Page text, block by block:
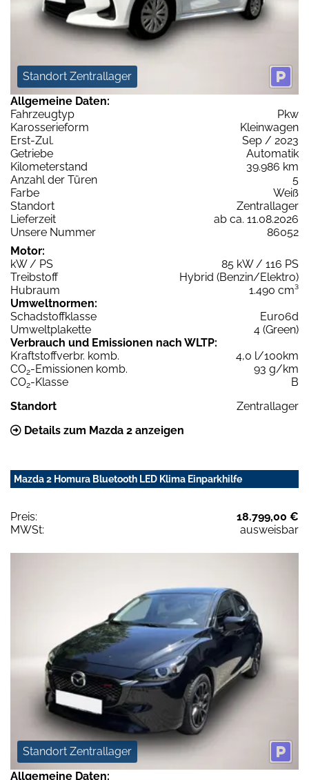
Standort Zentrallager
Allgemeine Daten:
Fahrzeugtyp
Pkw
Karosserieform
Kleinwagen
Erst-Zul.
Sep / 2023
Getriebe
Automatik
Kilometerstand
39.986 km
Anzahl der Türen
5
Farbe
Weiß
Standort
Zentrallager
Lieferzeit
ab ca. 11.08.2026
Unsere Nummer
86052
Motor:
kW / PS
85 kW / 116 PS
Treibstoff
Hybrid (Benzin/Elektro)
Hubraum
1.490 cm³
Umweltnormen:
Schadstoffklasse
Euro6d
Umweltplakette
4 (Green)
Verbrauch und Emissionen nach WLTP:
Kraftstoffverbr. komb.
4,0 l/100km
CO2-Emissionen komb.
93 g/km
CO2-Klasse
B
Standort
Zentrallager
Details zum Mazda 2 anzeigen
Mazda 2 Homura Bluetooth LED Klima Einparkhilfe
Preis:
18.799,00 €
MWSt:
ausweisbar
Standort Zentrallager
Allgemeine Daten: